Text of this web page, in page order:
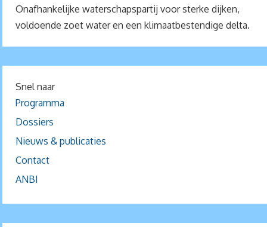
Onafhankelijke waterschapspartij voor sterke dijken,
voldoende zoet water en een klimaatbestendige delta.
Snel naar
Programma
Dossiers
Nieuws & publicaties
Contact
ANBI